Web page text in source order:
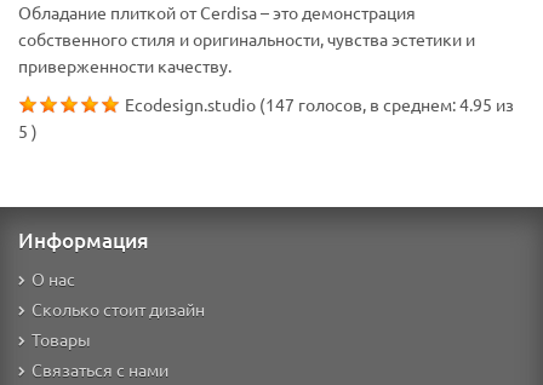
Обладание плиткой от Cerdisa – это демонстрация
собственного стиля и оригинальности, чувства эстетики и
приверженности качеству.
Ecodesign.studio (147 голосов, в среднем:4.95 из
5 )
Информация
О нас
Сколько стоит дизайн
Товары
Связаться с нами